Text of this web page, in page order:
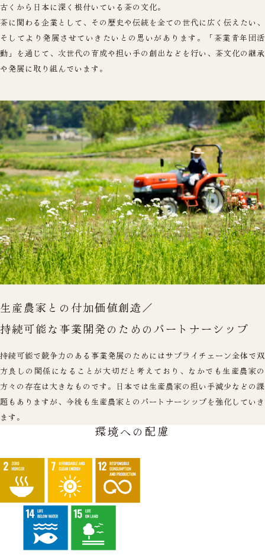
古くから日本に深く根付いている茶の文化。
茶に関わる企業として、その歴史や伝統を全ての世代に広く伝えたい、
そしてより発展させていきたいとの思いがあります。「茶業青年団活
動」を通じて、次世代の育成や担い手の創出などを行い、茶文化の継承
や発展に取り組んでいます。
生産農家との付加価値創造／
持続可能な事業開発のためのパートナーシップ
持続可能で競争力のある事業発展のためにはサプライチェーン全体で双
方良しの関係になることが大切だと考えており、なかでも生産農家の
方々の存在は大きなものです。日本では生産農家の担い手減少などの課
題もありますが、今後も生産農家とのパートナーシップを強化していき
ます。
環境への配慮